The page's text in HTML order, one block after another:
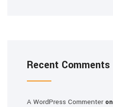
Recent Comments
A WordPress Commenteron